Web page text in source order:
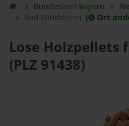
Bundesland Bayern
Bad Windsheim ( Ort
Lose Holzpellets
(PLZ 91438)